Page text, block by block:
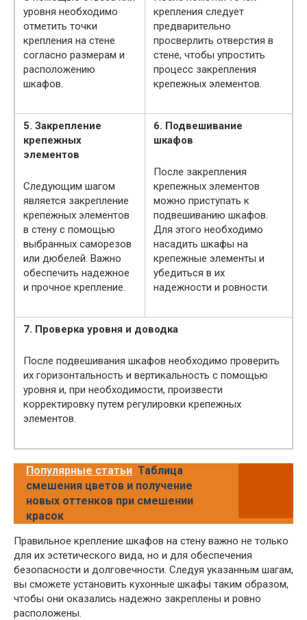
уровня необходимо
отметить точки
крепления на стене
согласно размерам и
расположению
шкафов.
крепления следует
предварительно
просверлить отверстия в
стене, чтобы упростить
процесс закрепления
крепежных элементов.
5. Закрепление
крепежных
элементов
Следующим шагом
является закрепление
крепежных элементов
в стену с помощью
выбранных саморезов
или дюбелей. Важно
обеспечить надежное
и прочное крепление.
6. Подвешивание
шкафов
После закрепления
крепежных элементов
можно приступать к
подвешиванию шкафов.
Для этого необходимо
насадить шкафы на
крепежные элементы и
убедиться в их
надежности и ровности.
7. Проверка уровня и доводка
После подвешивания шкафов необходимо проверить
их горизонтальность и вертикальность с помощью
уровня и, при необходимости, произвести
корректировку путем регулировки крепежных
элементов.
Популярные статьи Таблица
смешения цветов и получение
новых оттенков при смешении
красок
Правильное крепление шкафов на стену важно не только
для их эстетического вида, но и для обеспечения
безопасности и долговечности. Следуя указанным шагам,
вы сможете установить кухонные шкафы таким образом,
чтобы они оказались надежно закреплены и ровно
расположены.